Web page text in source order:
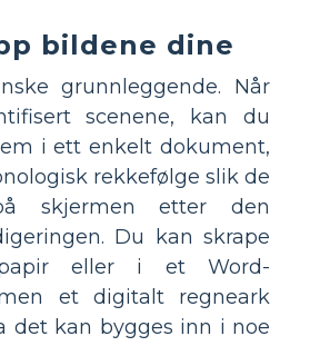
bildene dine
grunnleggende. Når
scenene, kan du
i ett enkelt dokument,
rekkefølge slik de
skjermen etter den
Du kan skrape
eller i et Word-
et digitalt regneark
det kan bygges inn i noe